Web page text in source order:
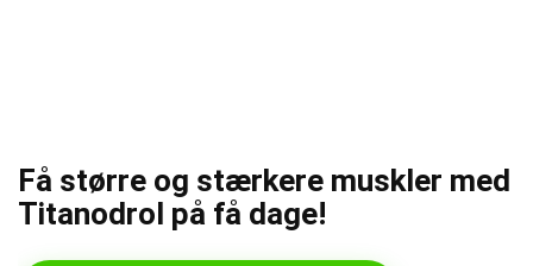
Få større og stærkere muskler med
Titanodrol på få dage!